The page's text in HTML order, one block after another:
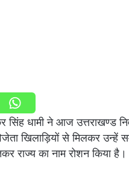
धामी ने आज उत्तराखण्ड
खिलाड़ियों से मिलकर उन्हें
राज्य का नाम रोशन किया है।